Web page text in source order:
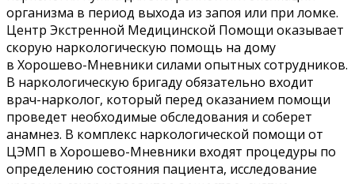
организма в период выхода из запоя или при ломке.
Центр Экстренной Медицинской Помощи оказывает
скорую наркологическую помощь на дому
в Хорошево-Мневники силами опытных сотрудников.
В наркологическую бригаду обязательно входит
врач-нарколог, который перед оказанием помощи
проведет необходимые обследования и соберет
анамнез. В комплекс наркологической помощи от
ЦЭМП в Хорошево-Мневники входят процедуры по
определению состояния пациента, исследование